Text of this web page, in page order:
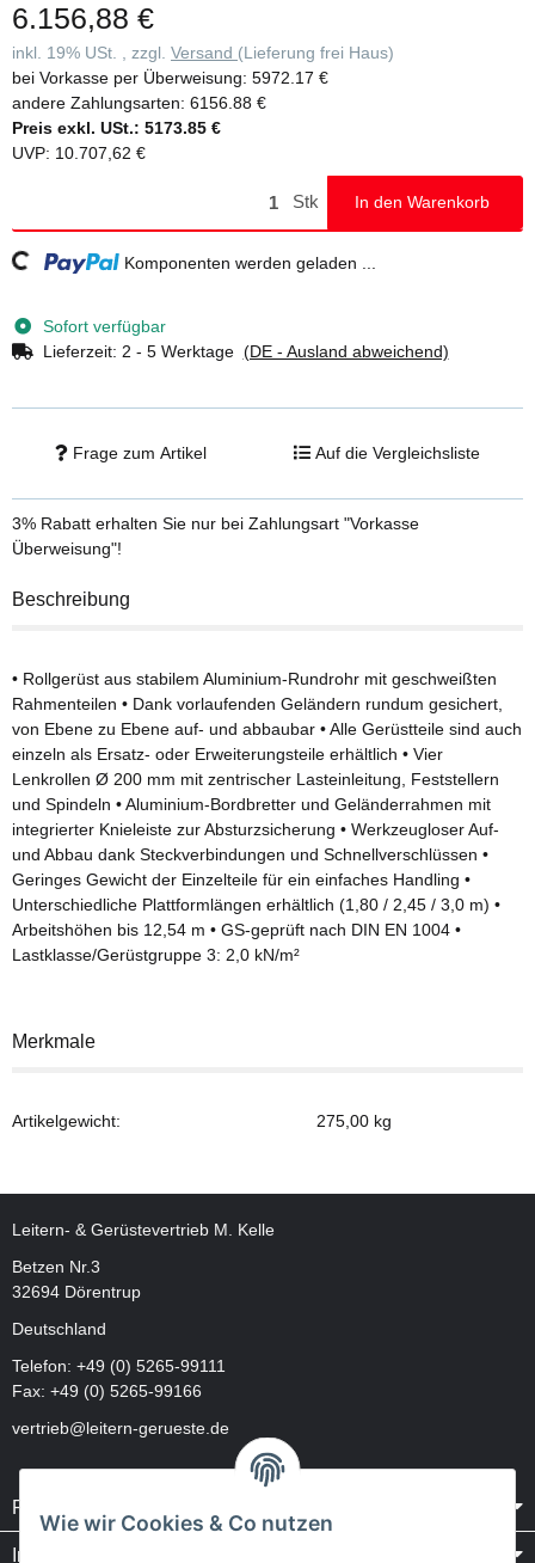
integrierter Knieleiste zur Absturzsicherung • Werkzeugloser Auf-
und Abbau dank Steckverbindungen und Schnellverschlüssen •
Geringes Gewicht der Einzelteile für ein einfaches Handling •
Unterschiedliche Plattformlängen erhältlich (1,80 / 2,45 / 3,0 m) •
Arbeitshöhen bis 12,54 m • GS-geprüft nach DIN EN 1004 •
Lastklasse/Gerüstgruppe 3: 2,0 kN/m²
6.156,88 €
inkl. 19% USt. , zzgl. Versand (Lieferung frei Haus)
bei Vorkasse per Überweisung: 5972.17 €
andere Zahlungsarten: 6156.88 €
Preis exkl. USt.: 5173.85 €
UVP: 10.707,62 €
Stk In den Warenkorb
Loading... Komponenten werden geladen ...
Sofort verfügbar
Lieferzeit: 2 - 5 Werktage (DE - Ausland abweichend)
Frage zum Artikel Auf die Vergleichsliste
3% Rabatt erhalten Sie nur bei Zahlungsart "Vorkasse
Überweisung"!
Beschreibung
• Rollgerüst aus stabilem Aluminium-Rundrohr mit geschweißten
Rahmenteilen • Dank vorlaufenden Geländern rundum gesichert,
von Ebene zu Ebene auf- und abbaubar • Alle Gerüstteile sind auch
einzeln als Ersatz- oder Erweiterungsteile erhältlich • Vier
Lenkrollen Ø 200 mm mit zentrischer Lasteinleitung, Feststellern
und Spindeln • Aluminium-Bordbretter und Geländerrahmen mit
integrierter Knieleiste zur Absturzsicherung • Werkzeugloser Auf-
und Abbau dank Steckverbindungen und Schnellverschlüssen •
Geringes Gewicht der Einzelteile für ein einfaches Handling •
Unterschiedliche Plattformlängen erhältlich (1,80 / 2,45 / 3,0 m) •
Arbeitshöhen bis 12,54 m • GS-geprüft nach DIN EN 1004 •
Lastklasse/Gerüstgruppe 3: 2,0 kN/m²
Merkmale
Artikelgewicht: 275,00 kg
Leitern- & Gerüstevertrieb M. Kelle
Betzen Nr.3
32694 Dörentrup
Deutschland
Telefon: +49 (0) 5265-99111
Fax: +49 (0) 5265-99166
vertrieb@leitern-gerueste.de
Rechtliches
Informationen
Wie wir Cookies & Co nutzen